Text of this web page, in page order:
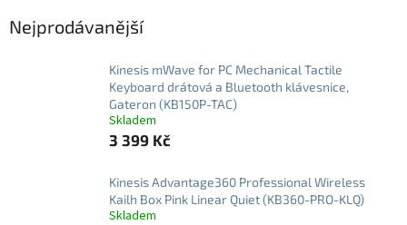
Nejprodávanější
Kinesis mWave for PC Mechanical Tactile
Keyboard drátová a Bluetooth klávesnice,
Gateron (KB150P-TAC)
Skladem
3 399 Kč
Kinesis Advantage360 Professional Wireless
Kailh Box Pink Linear Quiet (KB360-PRO-KLQ)
Skladem